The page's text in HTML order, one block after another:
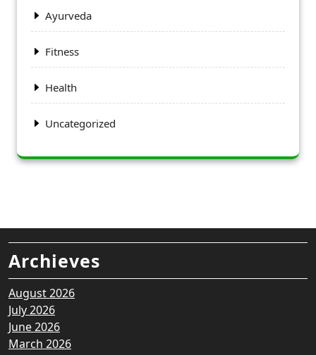
Ayurveda
Fitness
Health
Uncategorized
Archieves
August 2026
July 2026
June 2026
March 2026